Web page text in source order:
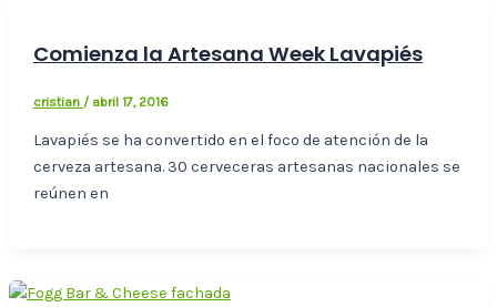
Comienza la Artesana Week Lavapiés
cristian / abril 17, 2016
Lavapiés se ha convertido en el foco de atención de la
cerveza artesana. 30 cerveceras artesanas nacionales se
reúnen en